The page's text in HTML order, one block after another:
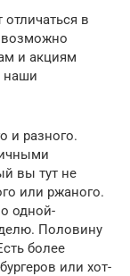
в
и акциям
наши
и разного.
вы тут не
или ржаного.
одной-
Половину
более
или хот-